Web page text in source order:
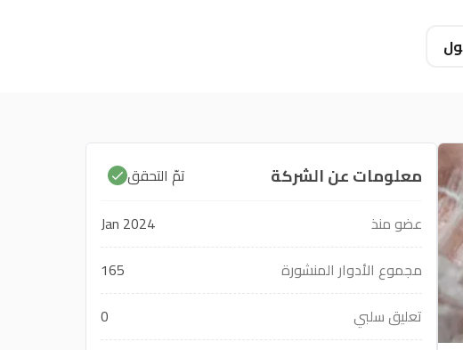
معلومات عن الشركة
تمّ التحقق
عضو منذ
Jan 2024
مجموع الأدوار المنشورة
165
تعليق سلبي
0